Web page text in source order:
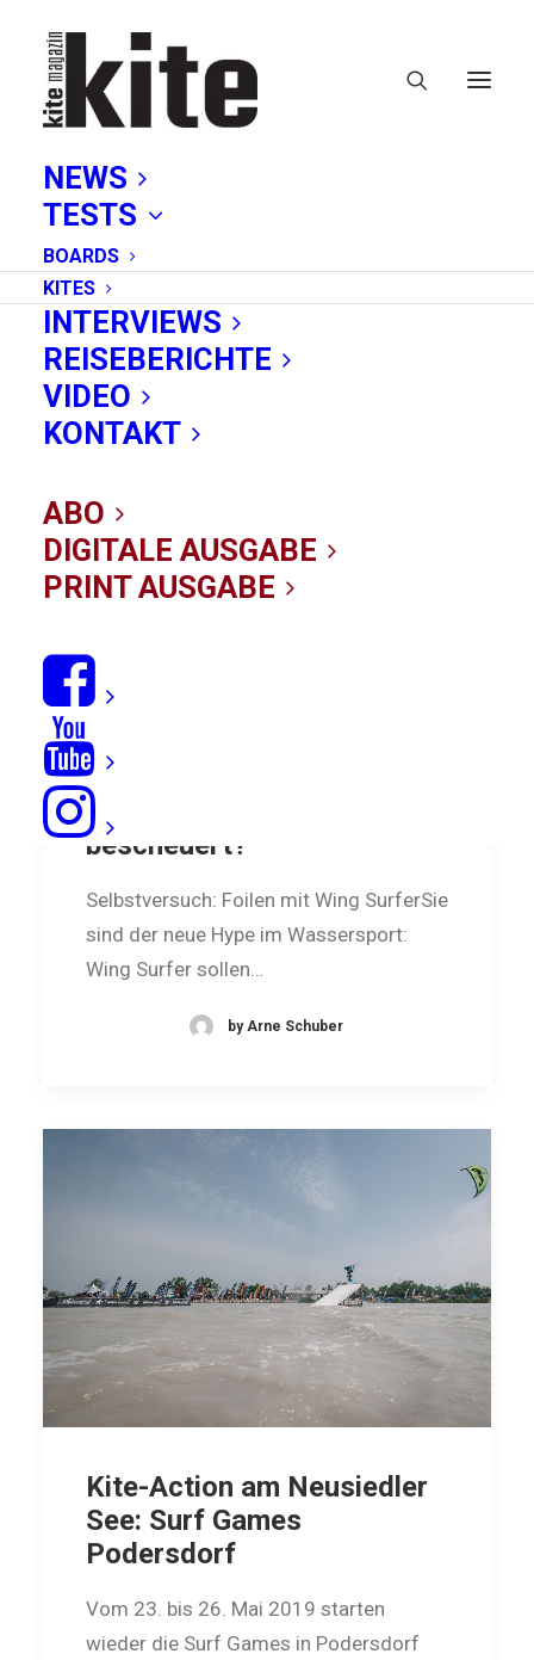
NEWS
TESTS
BOARDS
KITES
INTERVIEWS
REISEBERICHTE
VIDEO
KONTAKT
ABO
DIGITALE AUSGABE
PRINT AUSGABE
Event
Wing Surfer: beflügelt oder
bescheuert?
Selbstversuch: Foilen mit Wing SurferSie
sind der neue Hype im Wassersport:
Wing Surfer sollen…
by Arne Schuber
Kite-Action am Neusiedler
See: Surf Games
Podersdorf
Vom 23. bis 26. Mai 2019 starten
wieder die Surf Games in Podersdorf